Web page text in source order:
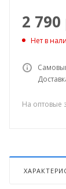
2 790
Нет в
На оптовые